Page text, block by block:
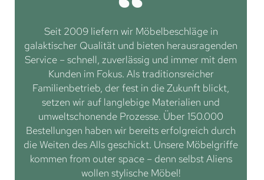
Seit 2009 liefern wir Möbelbeschläge in
galaktischer Qualität und bieten herausragenden
Service – schnell, zuverlässig und immer mit dem
Kunden im Fokus. Als traditionsreicher
Familienbetrieb, der fest in die Zukunft blickt,
setzen wir auf langlebige Materialien und
umweltschonende Prozesse. Über 150.000
Bestellungen haben wir bereits erfolgreich durch
die Weiten des Alls geschickt. Unsere Möbelgriffe
kommen from outer space – denn selbst Aliens
wollen stylische Möbel!